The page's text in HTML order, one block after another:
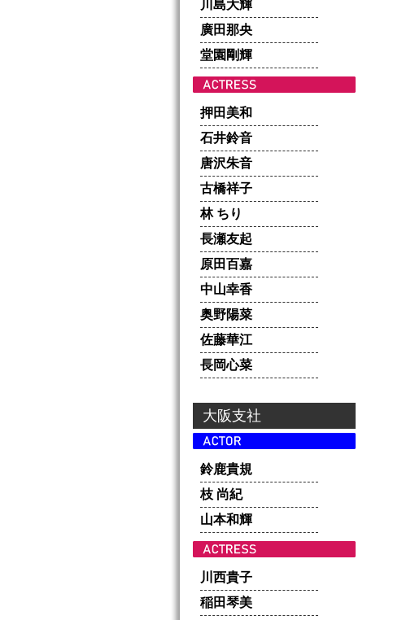
川島大輝
廣田那央
堂園剛輝
押田美和
石井鈴音
唐沢朱音
古橋祥子
林 ちり
長瀬友起
原田百嘉
中山幸香
奥野陽菜
佐藤華江
長岡心菜
大阪支社
鈴鹿貴規
枝 尚紀
山本和輝
川西貴子
稲田琴美